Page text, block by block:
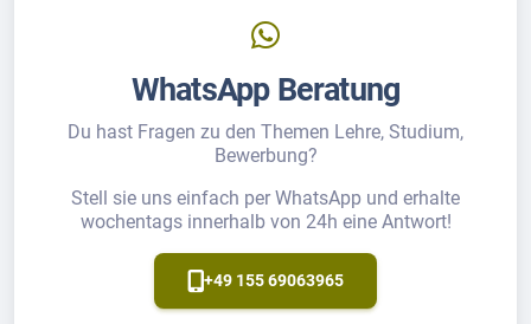
WhatsApp Beratung
Du hast Fragen zu den Themen Lehre, Studium,
Bewerbung?
Stell sie uns einfach per WhatsApp und erhalte
wochentags innerhalb von 24h eine Antwort!
+49 155 69063965